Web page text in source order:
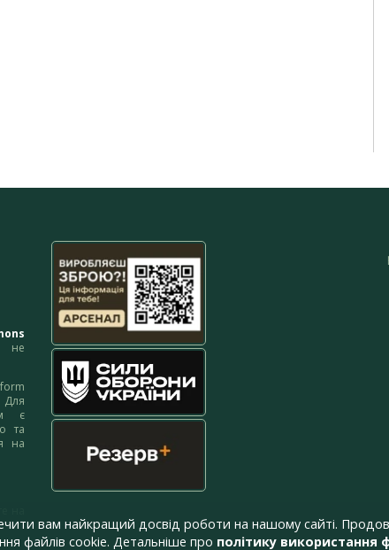
не
Для
є
та
на
вам найкращий досвід роботи на нашому сайті.
файлів cookie. Детальніше про політику використання